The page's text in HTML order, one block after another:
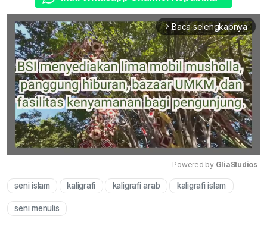
arrow_forward_ios Baca selengkapnya
Mute
Powered by GliaStudios
seni islam kaligrafi kaligrafi arab kaligrafi islam
seni menulis